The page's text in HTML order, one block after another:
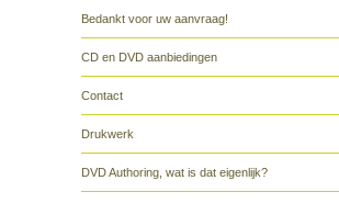
Bedankt voor uw aanvraag!
CD en DVD aanbiedingen
Contact
Drukwerk
DVD Authoring, wat is dat eigenlijk?